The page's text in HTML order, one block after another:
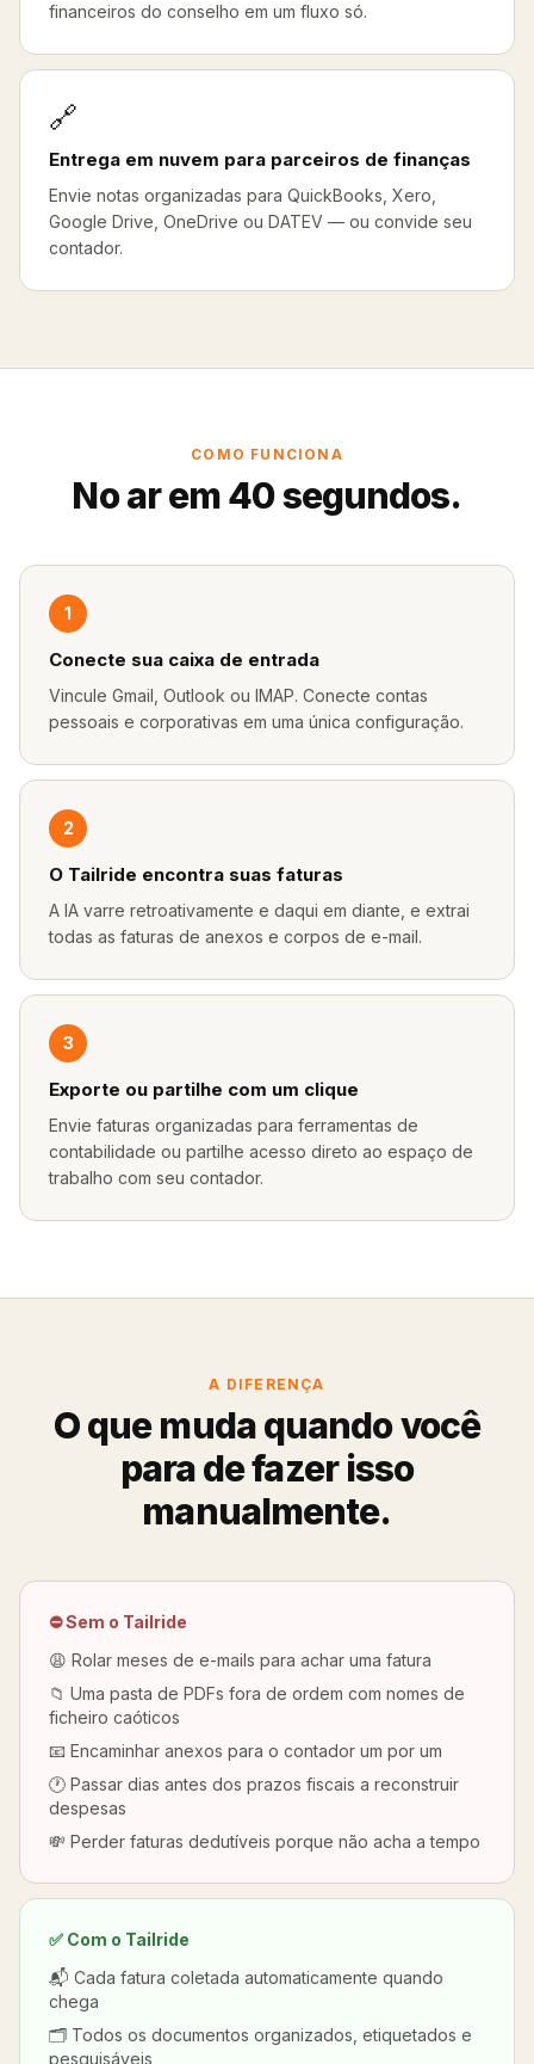
financeiros do conselho em um fluxo só.
🔗
Entrega em nuvem para parceiros de finanças
Envie notas organizadas para QuickBooks, Xero,
Google Drive, OneDrive ou DATEV — ou convide seu
contador.
COMO FUNCIONA
No ar em 40 segundos.
1
Conecte sua caixa de entrada
Vincule Gmail, Outlook ou IMAP. Conecte contas
pessoais e corporativas em uma única configuração.
2
O Tailride encontra suas faturas
A IA varre retroativamente e daqui em diante, e extrai
todas as faturas de anexos e corpos de e-mail.
3
Exporte ou partilhe com um clique
Envie faturas organizadas para ferramentas de
contabilidade ou partilhe acesso direto ao espaço de
trabalho com seu contador.
A DIFERENÇA
O que muda quando você
para de fazer isso
manualmente.
⛔ Sem o Tailride
😩 Rolar meses de e-mails para achar uma fatura
📁 Uma pasta de PDFs fora de ordem com nomes de
ficheiro caóticos
📧 Encaminhar anexos para o contador um por um
🕐 Passar dias antes dos prazos fiscais a reconstruir
despesas
💸 Perder faturas dedutíveis porque não acha a tempo
✅ Com o Tailride
📬 Cada fatura coletada automaticamente quando
chega
🗂️ Todos os documentos organizados, etiquetados e
pesquisáveis